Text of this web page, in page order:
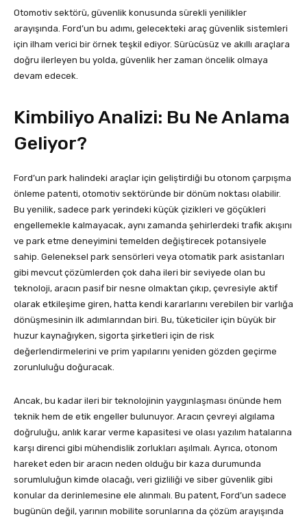
Otomotiv sektörü, güvenlik konusunda sürekli yenilikler
arayışında. Ford’un bu adımı, gelecekteki araç güvenlik sistemleri
için ilham verici bir örnek teşkil ediyor. Sürücüsüz ve akıllı araçlara
doğru ilerleyen bu yolda, güvenlik her zaman öncelik olmaya
devam edecek.
Kimbiliyo Analizi: Bu Ne Anlama
Geliyor?
Ford’un park halindeki araçlar için geliştirdiği bu otonom çarpışma
önleme patenti, otomotiv sektöründe bir dönüm noktası olabilir.
Bu yenilik, sadece park yerindeki küçük çizikleri ve göçükleri
engellemekle kalmayacak, aynı zamanda şehirlerdeki trafik akışını
ve park etme deneyimini temelden değiştirecek potansiyele
sahip. Geleneksel park sensörleri veya otomatik park asistanları
gibi mevcut çözümlerden çok daha ileri bir seviyede olan bu
teknoloji, aracın pasif bir nesne olmaktan çıkıp, çevresiyle aktif
olarak etkileşime giren, hatta kendi kararlarını verebilen bir varlığa
dönüşmesinin ilk adımlarından biri. Bu, tüketiciler için büyük bir
huzur kaynağıyken, sigorta şirketleri için de risk
değerlendirmelerini ve prim yapılarını yeniden gözden geçirme
zorunluluğu doğuracak.
Ancak, bu kadar ileri bir teknolojinin yaygınlaşması önünde hem
teknik hem de etik engeller bulunuyor. Aracın çevreyi algılama
doğruluğu, anlık karar verme kapasitesi ve olası yazılım hatalarına
karşı direnci gibi mühendislik zorlukları aşılmalı. Ayrıca, otonom
hareket eden bir aracın neden olduğu bir kaza durumunda
sorumluluğun kimde olacağı, veri gizliliği ve siber güvenlik gibi
konular da derinlemesine ele alınmalı. Bu patent, Ford’un sadece
bugünün değil, yarının mobilite sorunlarına da çözüm arayışında